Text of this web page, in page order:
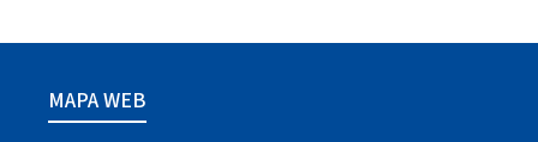
MAPA WEB